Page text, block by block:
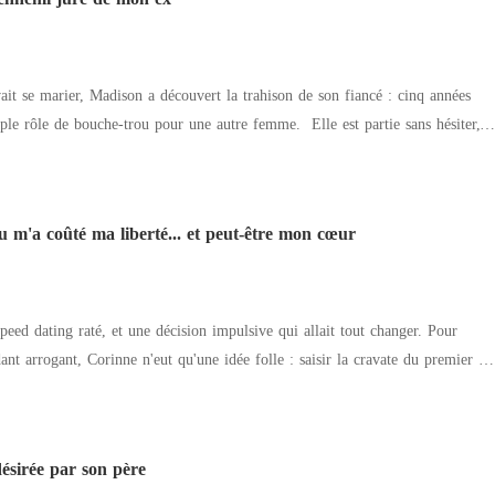
se marier, Madison a découvert la trahison de son fiancé : cinq années
trou pour une autre femme. Elle est partie sans hésiter,
au plus grand rival de son ex, la personnalité la plus redoutable de la
eu l'intention de la laisser partir.
m'a coûté ma liberté... et peut-être mon cœur
dating raté, et une décision impulsive qui allait tout changer. Pour
arrogant, Corinne n'eut qu'une idée folle : saisir la cravate du premier bel
prénom. Jeremy est froid, imprévisible, et
par son père